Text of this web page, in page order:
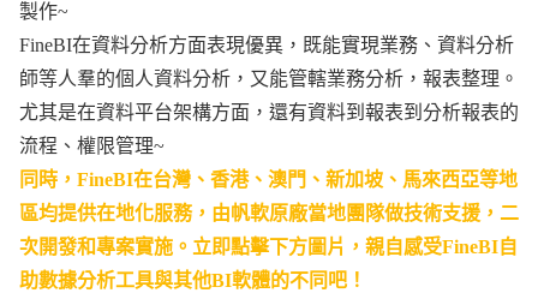
製作~
FineBI在資料分析方面表現優異，既能實現業務、資料分析
師等人羣的個人資料分析，又能管轄業務分析，報表整理。
尤其是在資料平台架構方面，還有資料到報表到分析報表的
流程、權限管理~
同時，FineBI在台灣、香港、澳門、新加坡、馬來西亞等地
區均提供在地化服務，由帆軟原廠當地團隊做技術支援，二
次開發和專案實施。立即點擊下方圖片，親自感受FineBI自
助數據分析工具與其他BI軟體的不同吧！